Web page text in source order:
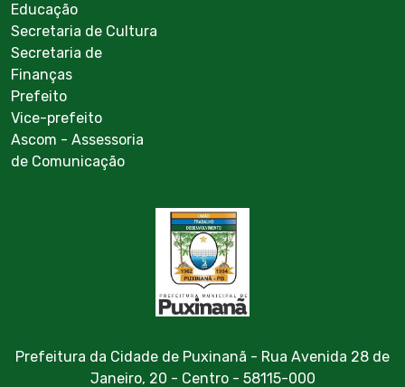
Educação
Secretaria de Cultura
Secretaria de
Finanças
Prefeito
Vice-prefeito
Ascom - Assessoria
de Comunicação
Prefeitura da Cidade de Puxinanã - Rua Avenida 28 de
Janeiro, 20 - Centro - 58115-000